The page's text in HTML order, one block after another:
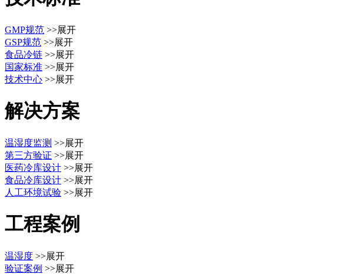
GMP规范 >>展开
GSP规范 >>展开
食品冷链 >>展开
国家标准 >>展开
技术中心 >>展开
解决方案
温湿度监测 >>展开
第三方验证 >>展开
医药冷库设计 >>展开
食品冷库设计 >>展开
人工环境试验 >>展开
工程案例
温湿度 >>展开
验证案例 >>展开